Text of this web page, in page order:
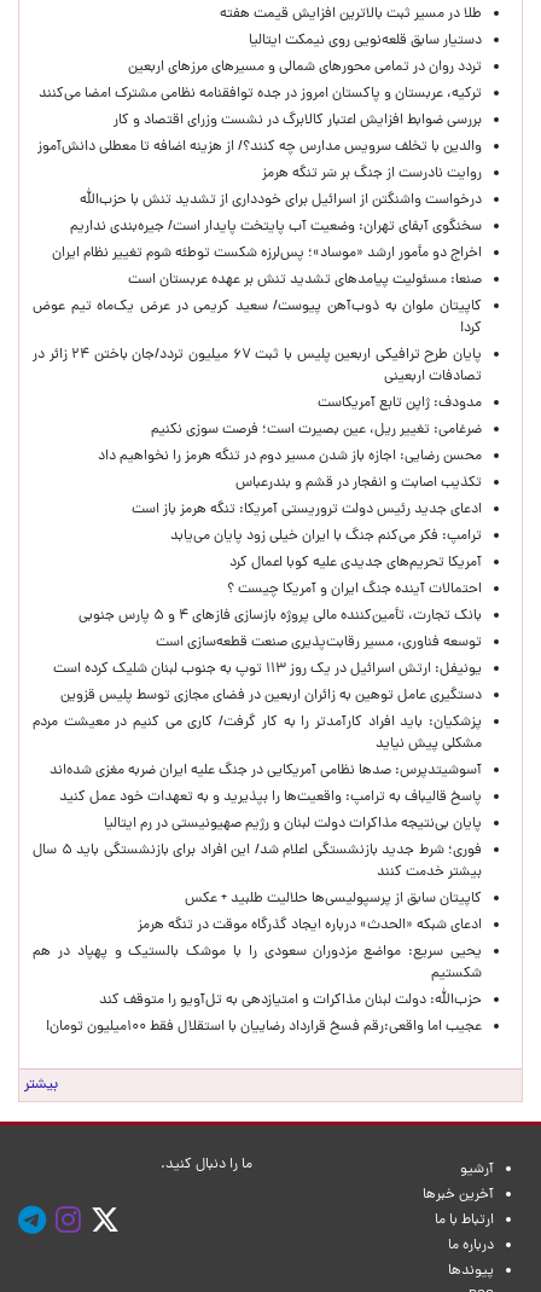
طلا در مسیر ثبت بالاترین افزایش قیمت هفته
دستیار سابق قلعه‌نویی روی نیمکت ایتالیا
تردد روان در تمامی محورهای شمالی و مسیرهای مرزهای اربعین
ترکیه، عربستان و پاکستان امروز در جده توافقنامه نظامی مشترک امضا می‌کنند
بررسی ضوابط افزایش اعتبار کالابرگ در نشست وزرای اقتصاد و کار
والدین با تخلف سرویس مدارس چه کنند؟/ از هزینه اضافه تا معطلی دانش‌آموز
روایت نادرست از جنگ بر سَر تنگه هرمز
درخواست واشنگتن از اسرائیل برای خودداری از تشدید تنش با حزب‌الله
سخنگوی آبفای تهران: وضعیت آب پایتخت پایدار است/ جیره‌بندی نداریم
اخراج دو مأمور ارشد «موساد»؛ پس‌لرزه شکست توطئه شوم تغییر نظام ایران
صنعا: مسئولیت پیامدهای تشدید تنش بر عهده عربستان است
کاپیتان ملوان به ذوب‌آهن پیوست/ سعید کریمی در عرض یک‌ماه تیم عوض
کرد!
پایان طرح ترافیکی اربعین پلیس با ثبت ۶۷ میلیون تردد/جان باختن ۲۴ زائر در
تصادفات اربعینی
مدودف: ژاپن تابع آمریکاست
ضرغامی: تغییر ریل، عین بصیرت است؛ فرصت سوزی نکنیم
محسن رضایی: اجازه باز شدن مسیر دوم در تنگه هرمز را نخواهیم داد
تکذیب اصابت و انفجار در قشم و بندرعباس
ادعای جدید رئیس دولت تروریستی آمریکا: تنگه هرمز باز است
ترامپ: فکر می‌کنم جنگ با ایران خیلی زود پایان می‌یابد
آمریکا تحریم‌های جدیدی علیه کوبا اعمال کرد
احتمالات آینده جنگ ایران و آمریکا چیست ؟
بانک تجارت، تأمین‌کننده مالی پروژه بازسازی فازهای ۴ و ۵ پارس جنوبی
توسعه فناوری، مسیر رقابت‌پذیری صنعت قطعه‌سازی است
یونیفل: ارتش اسرائیل در یک روز ۱۱۳ توپ به جنوب لبنان شلیک کرده است
دستگیری عامل توهین به زائران اربعین در فضای مجازی توسط پلیس قزوین
پزشکیان: باید افراد کارآمدتر را به کار گرفت/ کاری می کنیم در معیشت مردم
مشکلی پیش نیاید
آسوشیتدپرس: صدها نظامی آمریکایی در جنگ علیه ایران ضربه مغزی شده‌اند
پاسخ قالیباف به ترامپ: واقعیت‌ها را بپذیرید و به تعهدات خود عمل کنید
پایان بی‌نتیجه مذاکرات دولت لبنان و رژیم صهیونیستی در رم ایتالیا
فوری؛ شرط جدید بازنشستگی اعلام شد/ این افراد برای بازنشستگی باید ۵ سال
بیشتر خدمت کنند
کاپیتان سابق از پرسپولیسی‌ها حلالیت طلبید + عکس
ادعای شبکه «الحدث» درباره ایجاد گذرگاه موقت در تنگه هرمز
یحیی سریع: مواضع مزدوران سعودی را با موشک بالستیک و پهپاد در هم
شکستیم
حزب‌الله: دولت لبنان مذاکرات و امتیازدهی به تل‌آویو را متوقف کند
عجیب اما واقعی:رقم فسخ قرارداد رضاییان با استقلال فقط ۱۰۰میلیون تومان!
بیشتر
آرشیو
آخرین خبرها
ارتباط با ما
درباره ما
پیوندها
ما را دنبال کنید.